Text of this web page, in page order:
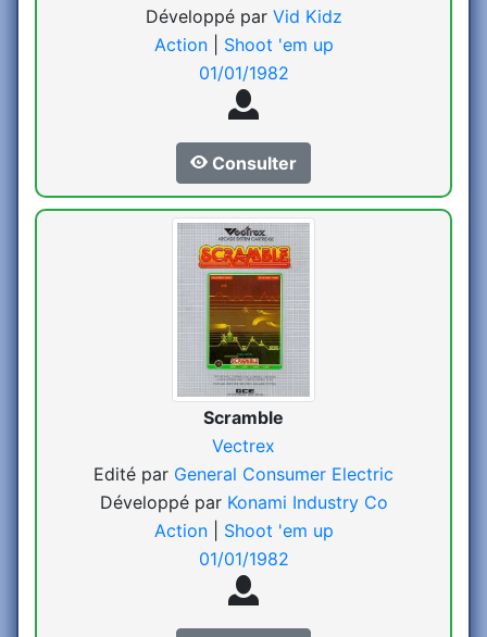
Développé par Vid Kidz
Action
Shoot 'em up
01/01/1982
Consulter
Scramble
Vectrex
Edité par General Consumer Electric
Développé par Konami Industry Co
Action
Shoot 'em up
01/01/1982